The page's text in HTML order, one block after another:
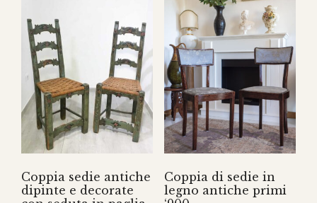
Coppia sedie antiche
dipinte e decorate
Coppia di sedie in
legno antiche primi